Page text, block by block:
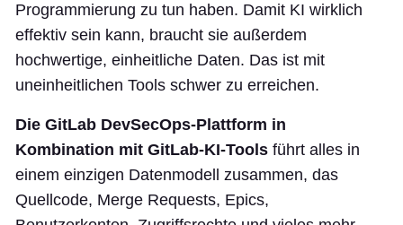
Programmierung zu tun haben. Damit KI wirklich
effektiv sein kann, braucht sie außerdem
hochwertige, einheitliche Daten. Das ist mit
uneinheitlichen Tools schwer zu erreichen.
Die GitLab DevSecOps-Plattform in
Kombination mit GitLab-KI-Tools führt alles in
einem einzigen Datenmodell zusammen, das
Quellcode, Merge Requests, Epics,